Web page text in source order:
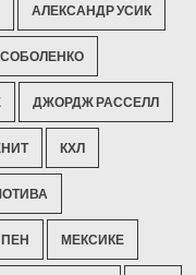
АЛЕКСАНДР УСИК
ДЖОРДЖ РАССЕЛЛ
КХЛ
МЕКСИКЕ